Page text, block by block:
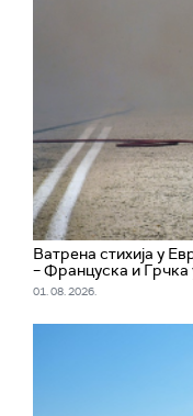
Ватрена стихија у
– Француска и
01. 08. 2026.